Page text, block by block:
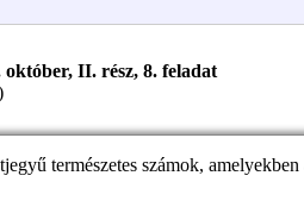
október, II. rész, 8. feladat
természetes számok,